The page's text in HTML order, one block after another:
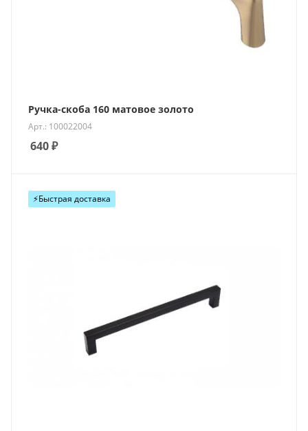
Ручка-скоба 160 матовое золото
Арт.: 100022004
640₽
⚡️Быстрая доставка